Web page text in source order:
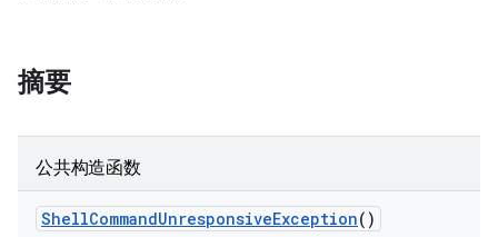
摘要
公共构造函数
ShellCommandUnresponsiveException()